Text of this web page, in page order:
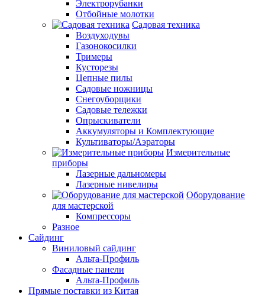
Электрорубанки
Отбойные молотки
Садовая техника
Воздуходувы
Газонокосилки
Тримеры
Кусторезы
Цепные пилы
Садовые ножницы
Снегоуборщики
Садовые тележки
Опрыскиватели
Аккумуляторы и Комплектующие
Культиваторы/Аэраторы
Измерительные
приборы
Лазерные дальномеры
Лазерные нивелиры
Оборудование
для мастерской
Компрессоры
Разное
Сайдинг
Виниловый сайдинг
Альта-Профиль
Фасадные панели
Альта-Профиль
Прямые поставки из Китая